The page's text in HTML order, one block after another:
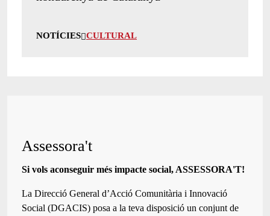
NOTÍCIES CULTURAL
Assessora't
Si vols aconseguir més impacte social, ASSESSORA'T!
La Direcció General d’Acció Comunitària i Innovació
Social (DGACIS) posa a la teva disposició un conjunt de